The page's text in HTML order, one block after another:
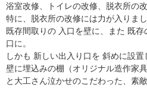
浴室改修、トイレの改修、脱衣所の
特に、脱衣所の改修には力が入りまし
既存間取りの 入口を壁に、また 既
口に。
しかも 新しい出入り口を 斜めに設置
壁に埋込みの棚（オリジナル造作家
と大工さん泣かせのこだわった、素